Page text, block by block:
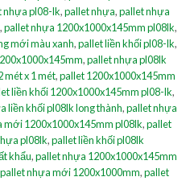
nhựa pl08-lk,pallet nhựa,pallet nhựa
,pallet nhựa 1200x1000x145mm pl08lk,
mới màu xanh,pallet liền khối pl08-lk,
,pallet nhựa pl08lk
mét x 1 mét,pallet 1200x1000x145mm
liền khối 1200x1000x145mm pl08-lk,
liền khối pl08lk long thành,pallet nhựa
mới 1200x1000x145mm pl08lk,pallet
pl08lk,pallet liền khối pl08lk
khẩu,pallet nhựa 1200x1000x145mm
pallet nhựa mới 1200x1000mm,pallet